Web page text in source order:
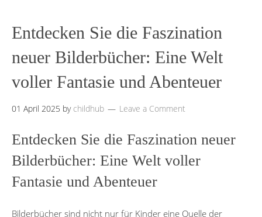
Entdecken Sie die Faszination
neuer Bilderbücher: Eine Welt
voller Fantasie und Abenteuer
01 April 2025 by childhub Leave a Comment
Entdecken Sie die Faszination neuer
Bilderbücher: Eine Welt voller
Fantasie und Abenteuer
Bilderbücher sind nicht nur für Kinder eine Quelle der